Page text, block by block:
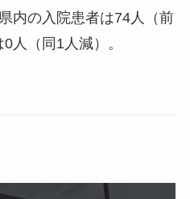
内の入院患者は74人（前
人（同1人減）。